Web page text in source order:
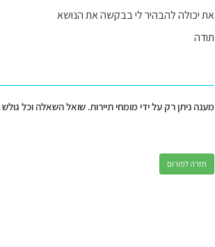
את יכולה להבהיר לי בבקשה את הנושא
תודה
מענה ניתן רק על ידי מומחי תיירות. שואל השאלה וכל
חזרה לפורום